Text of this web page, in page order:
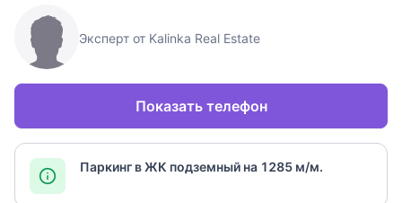
Эксперт от Kalinka Real Estate
Показать телефон
Паркинг в ЖК подземный на 1285 м/м.